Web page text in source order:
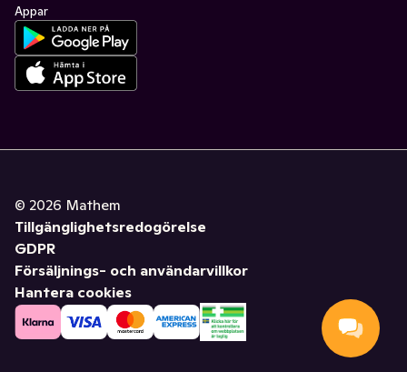
Appar
© 2026 Mathem
Tillgänglighetsredogörelse
GDPR
Försäljnings- och användarvillkor
Hantera cookies